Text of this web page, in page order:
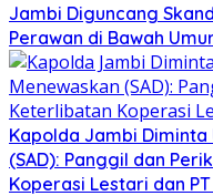
Jambi Diguncang
Perawan di Bawah
Kapolda Jambi Diminta
(SAD): Panggil dan
Koperasi Lestari dan PT